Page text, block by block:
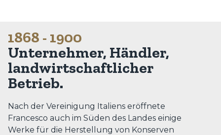
1868 - 1900
Unternehmer, Händler,
landwirtschaftlicher
Betrieb.
Nach der Vereinigung Italiens eröffnete
Francesco auch im Süden des Landes einige
Werke für die Herstellung von Konserven